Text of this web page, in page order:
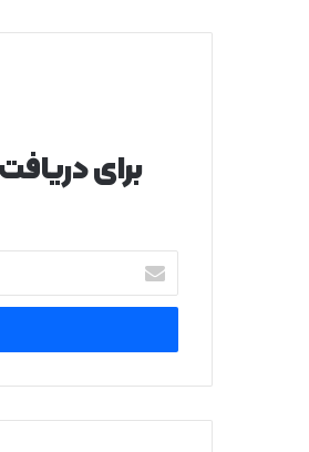
برای
آدرس
ایمیل
خود
وارد